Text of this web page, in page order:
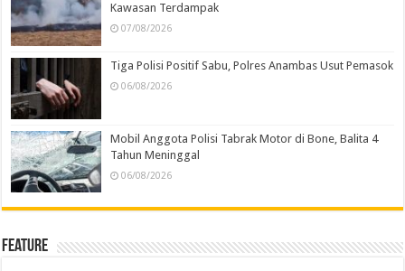
Kawasan Terdampak
07/08/2026
Tiga Polisi Positif Sabu, Polres Anambas Usut Pemasok
06/08/2026
Mobil Anggota Polisi Tabrak Motor di Bone, Balita 4
Tahun Meninggal
06/08/2026
Feature